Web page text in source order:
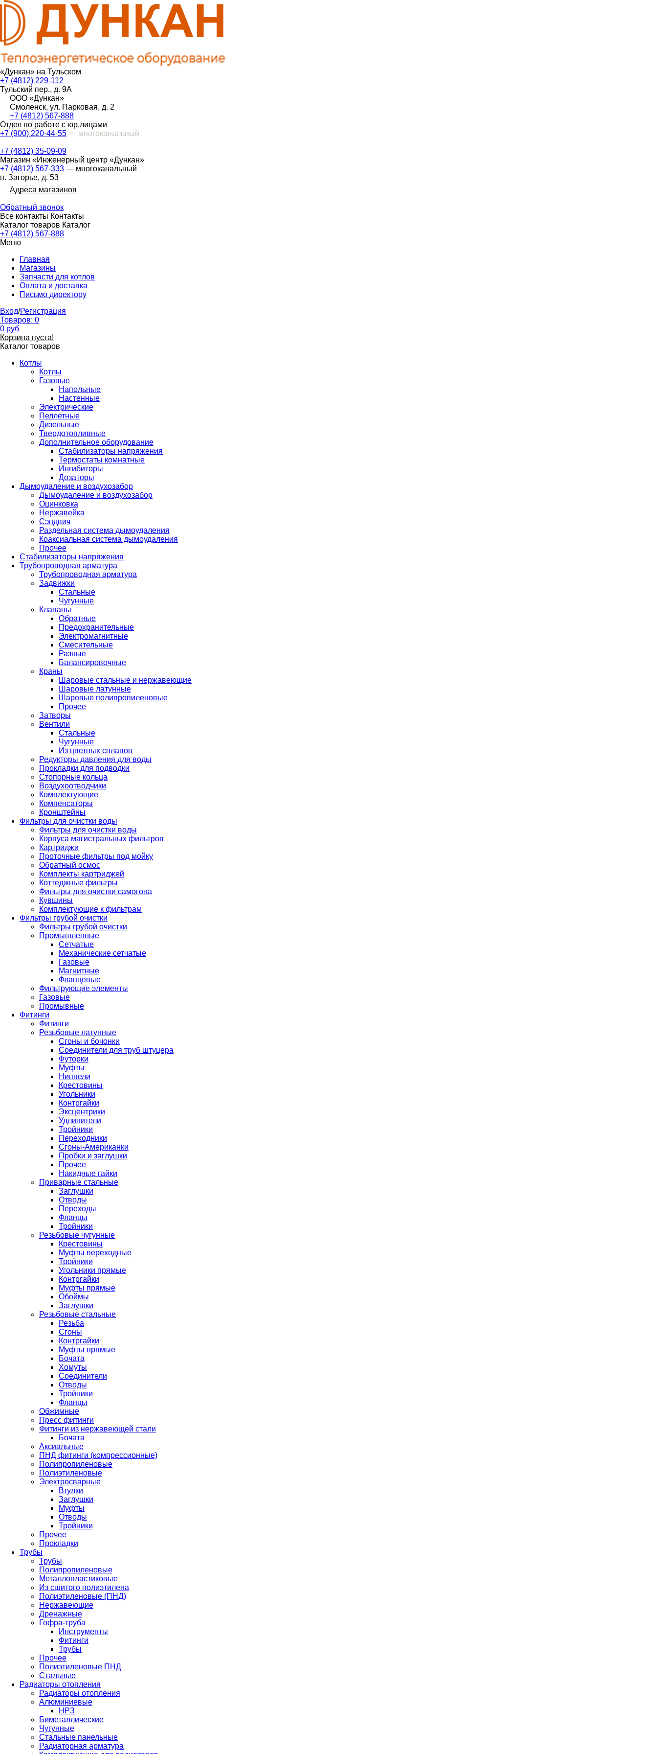
«Дункан» на Тульском
+7 (4812) 229-112
Тульский пер., д. 9А
ООО «Дункан»
Смоленск, ул. Парковая, д. 2
+7 (4812) 567-888
Отдел по работе с юр.лицами
+7 (900) 220-44-55 — многоканальный
+7 (4812) 35-09-09
Магазин «Инженерный центр «Дункан»
+7 (4812) 567-333 — многоканальный
п. Загорье, д. 53
Адреса магазинов
Обратный звонок
Все контакты Контакты
Каталог товаров Каталог
+7 (4812) 567-888
Меню
Главная
Магазины
Запчасти для котлов
Оплата и доставка
Письмо директору
Вход/Регистрация
Товаров: 0
0 руб
Корзина пуста!
Каталог товаров
Котлы
Котлы
Газовые
Напольные
Настенные
Электрические
Пеллетные
Дизельные
Твердотопливные
Дополнительное оборудование
Стабилизаторы напряжения
Термостаты комнатные
Ингибиторы
Дозаторы
Дымоудаление и воздухозабор
Дымоудаление и воздухозабор
Оцинковка
Нержавейка
Сэндвич
Раздельная система дымоудаления
Коаксиальная система дымоудаления
Прочее
Стабилизаторы напряжения
Трубопроводная арматура
Трубопроводная арматура
Задвижки
Стальные
Чугунные
Клапаны
Обратные
Предохранительные
Электромагнитные
Смесительные
Разные
Балансировочные
Краны
Шаровые стальные и нержавеющие
Шаровые латунные
Шаровые полипропиленовые
Прочее
Затворы
Вентили
Стальные
Чугунные
Из цветных сплавов
Редукторы давления для воды
Прокладки для подводки
Стопорные кольца
Воздухоотводчики
Комплектующие
Компенсаторы
Кронштейны
Фильтры для очистки воды
Фильтры для очистки воды
Корпуса магистральных фильтров
Картриджи
Проточные фильтры под мойку
Обратный осмос
Комплекты картриджей
Коттеджные фильтры
Фильтры для очистки самогона
Кувшины
Комплектующие к фильтрам
Фильтры грубой очистки
Фильтры грубой очистки
Промышленные
Сетчатые
Механические сетчатые
Газовые
Магнитные
Фланцевые
Фильтрующие элементы
Газовые
Промывные
Фитинги
Фитинги
Резьбовые латунные
Сгоны и бочонки
Соединители для труб штуцера
Футорки
Муфты
Ниппели
Крестовины
Угольники
Контргайки
Эксцентрики
Удлинители
Тройники
Переходники
Сгоны-Американки
Пробки и заглушки
Прочее
Накидные гайки
Приварные стальные
Заглушки
Отводы
Переходы
Фланцы
Тройники
Резьбовые чугунные
Крестовины
Муфты переходные
Тройники
Угольники прямые
Контргайки
Муфты прямые
Обоймы
Заглушки
Резьбовые стальные
Резьба
Сгоны
Контргайки
Муфты прямые
Бочата
Хомуты
Соединители
Отводы
Тройники
Фланцы
Обжимные
Пресс фитинги
Фитинги из нержавеющей стали
Бочата
Аксиальные
ПНД фитинги (компрессионные)
Полипропиленовые
Полиэтиленовые
Электросварные
Втулки
Заглушки
Муфты
Отводы
Тройники
Прочее
Прокладки
Трубы
Трубы
Полипропиленовые
Металлопластиковые
Из сшитого полиэтилена
Полиэтиленовые (ПНД)
Нержавеющие
Дренажные
Гофра-труба
Инструменты
Фитинги
Трубы
Прочее
Полиэтиленовые ПНД
Стальные
Радиаторы отопления
Радиаторы отопления
Алюминиевые
НРЗ
Биметаллические
Чугунные
Стальные панельные
Радиаторная арматура